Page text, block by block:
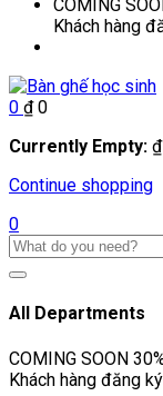
COMING
Khách hàng
0 ₫0
Currently Empty: ₫
Continue shopping
0
All Departments
COMING SOON
Khách hàng đăng